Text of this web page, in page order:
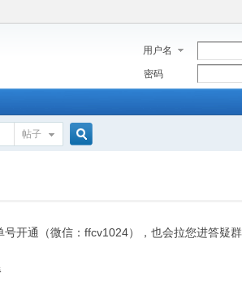
用户名
密码
帖子
索
开通（微信：ffcv1024），也会拉您进答疑群